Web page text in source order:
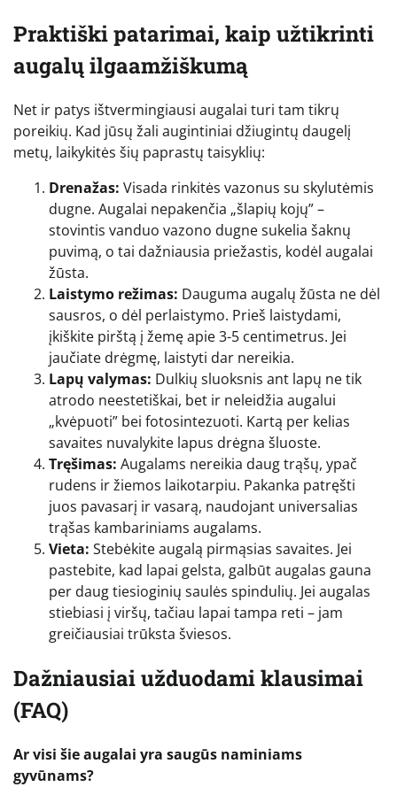
Praktiški patarimai, kaip užtikrinti
augalų ilgaamžiškumą
Net ir patys ištvermingiausi augalai turi tam tikrų
poreikių. Kad jūsų žali augintiniai džiugintų daugelį
metų, laikykitės šių paprastų taisyklių:
Drenažas: Visada rinkitės vazonus su skylutėmis
dugne. Augalai nepakenčia „šlapių kojų” –
stovintis vanduo vazono dugne sukelia šaknų
puvimą, o tai dažniausia priežastis, kodėl augalai
žūsta.
Laistymo režimas: Dauguma augalų žūsta ne dėl
sausros, o dėl perlaistymo. Prieš laistydami,
įkiškite pirštą į žemę apie 3-5 centimetrus. Jei
jaučiate drėgmę, laistyti dar nereikia.
Lapų valymas: Dulkių sluoksnis ant lapų ne tik
atrodo neestetiškai, bet ir neleidžia augalui
„kvėpuoti” bei fotosintezuoti. Kartą per kelias
savaites nuvalykite lapus drėgna šluoste.
Tręšimas: Augalams nereikia daug trąšų, ypač
rudens ir žiemos laikotarpiu. Pakanka patręšti
juos pavasarį ir vasarą, naudojant universalias
trąšas kambariniams augalams.
Vieta: Stebėkite augalą pirmąsias savaites. Jei
pastebite, kad lapai gelsta, galbūt augalas gauna
per daug tiesioginių saulės spindulių. Jei augalas
stiebiasi į viršų, tačiau lapai tampa reti – jam
greičiausiai trūksta šviesos.
Dažniausiai užduodami klausimai
(FAQ)
Ar visi šie augalai yra saugūs naminiams
gyvūnams?